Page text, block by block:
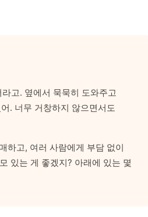
고. 옆에서 묵묵히 도와주고
. 너무 거창하지 않으면서도
하고, 여러 사람에게 부담 없이
있는 게 좋겠지? 아래에 있는 몇